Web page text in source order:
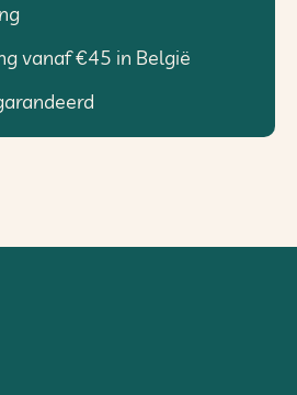
vanaf €45 in België